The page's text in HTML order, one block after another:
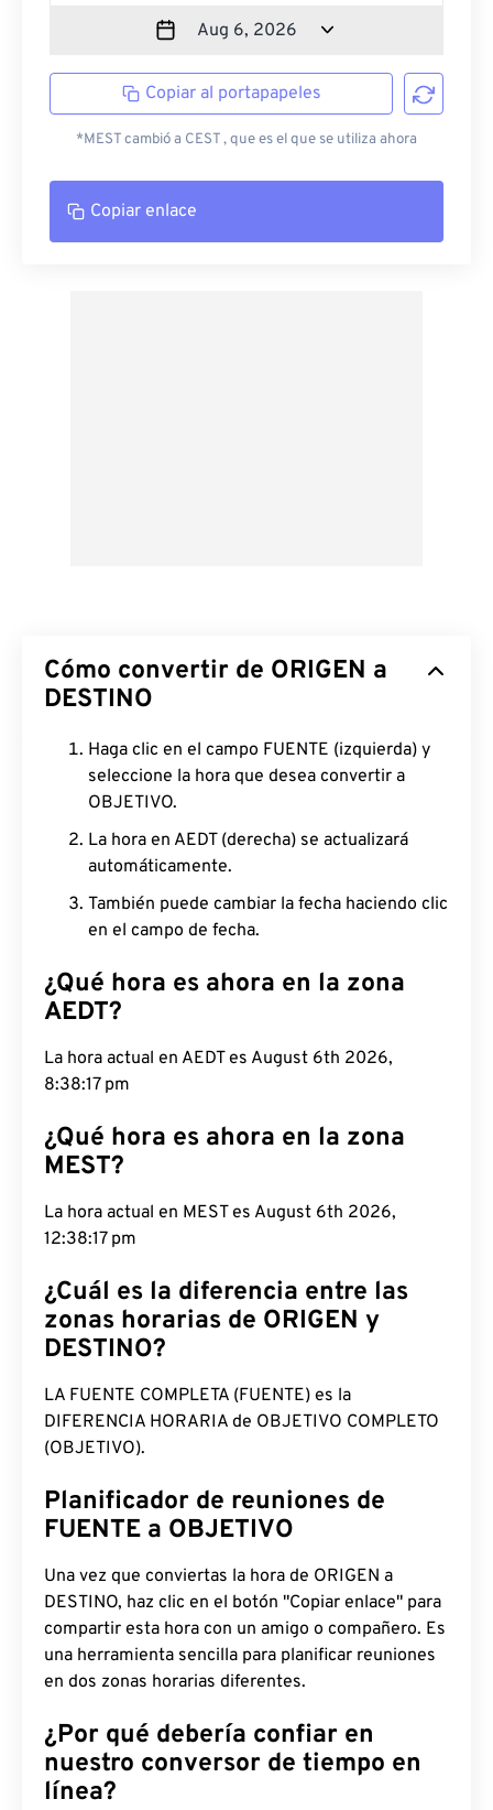
Copiar al portapapeles
*MEST cambió a CEST , que es el que se utiliza ahora
Copiar enlace
Cómo convertir de ORIGEN a
DESTINO
Haga clic en el campo FUENTE (izquierda) y
seleccione la hora que desea convertir a
OBJETIVO.
La hora en AEDT (derecha) se actualizará
automáticamente.
También puede cambiar la fecha haciendo clic
en el campo de fecha.
¿Qué hora es ahora en la zona
AEDT?
La hora actual en AEDT es August 6th 2026,
8:38:18 pm
¿Qué hora es ahora en la zona
MEST?
La hora actual en MEST es August 6th 2026,
12:38:18 pm
¿Cuál es la diferencia entre las
zonas horarias de ORIGEN y
DESTINO?
LA FUENTE COMPLETA (FUENTE) es la
DIFERENCIA HORARIA de OBJETIVO COMPLETO
(OBJETIVO).
Planificador de reuniones de
FUENTE a OBJETIVO
Una vez que conviertas la hora de ORIGEN a
DESTINO, haz clic en el botón "Copiar enlace" para
compartir esta hora con un amigo o compañero. Es
una herramienta sencilla para planificar reuniones
en dos zonas horarias diferentes.
¿Por qué debería confiar en
nuestro conversor de tiempo en
línea?